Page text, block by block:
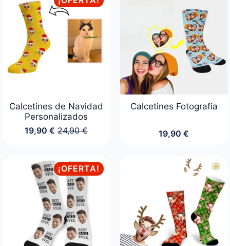
14,90 €
hasta
19,90 €
17,90 €
hasta
23,90 €
Calcetines de Navidad
Personalizados
24,90€
El
era:
24,90 €.
19,90€ El
es:
19,90 €.
Calcetines Fotografia
19,90 €
¡OFERTA!